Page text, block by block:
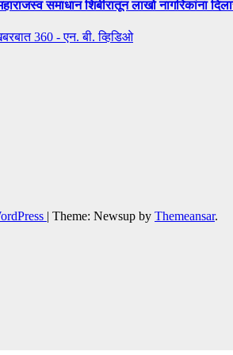
समाधान शिबीरातून लाखो नागरिकांना
360 - एन. बी. व्हिडिओ
| Theme: Newsup by Themeansar.